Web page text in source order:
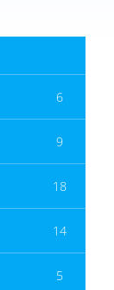
6
9
18
14
5